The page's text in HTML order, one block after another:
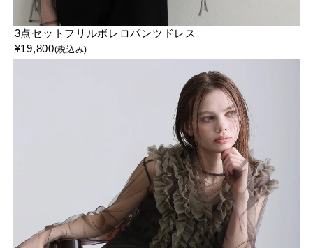
3点セットフリルボレロパンツドレス
¥19,800(税込み)